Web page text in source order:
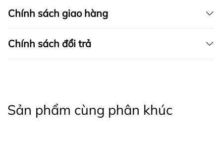
Chính sách giao hàng
Chính sách đổi trả
Sản phẩm cùng phân khúc